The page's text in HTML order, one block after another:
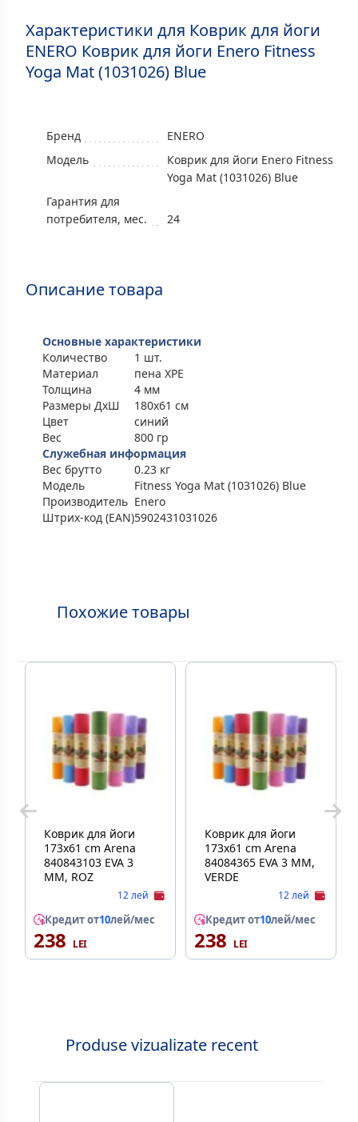
Характеристики для Коврик для йоги
ENERO Коврик для йоги Enero Fitness
Yoga Mat (1031026) Blue
Бренд
ENERO
Модель
Коврик для йоги Enero Fitness
Yoga Mat (1031026) Blue
Гарантия для
потребителя, мес.
24
Описание товара
Основные характеристики
Количество
1 шт.
Материал
пена XPE
Толщина
4 мм
Размеры ДхШ
180x61 см
Цвет
синий
Вес
800 гр
Служебная информация
Вес брутто
0.23 кг
Модель
Fitness Yoga Mat (1031026) Blue
Производитель Enero
Штрих-код (EAN)5902431031026
Похожие товары
Коврик для йоги
173х61 cm Arena
840843103 EVA 3
MM, ROZ
12 лей
Кредит от10лей/мес
238
Коврик для йоги
173х61 cm Arena
84084365 EVA 3 MM,
VERDE
12 лей
Кредит от10лей/мес
238
Produse vizualizate recent